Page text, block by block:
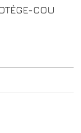
LES COU